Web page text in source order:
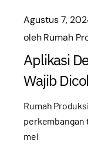
Agustus 7,
olehRumah
Aplikasi
Wajib
Rumah
perkembangan
mel